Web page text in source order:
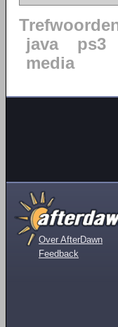
java
ps3
media
Over AfterDawn
Feedback